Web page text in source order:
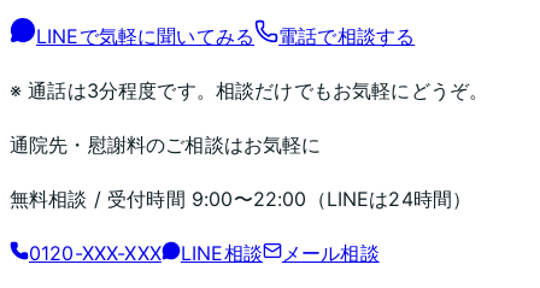
LINEで気軽に聞いてみる 電話で相談する
※ 通話は3分程度です。相談だけでもお気軽にどうぞ。
通院先・慰謝料のご相談はお気軽に
無料相談 / 受付時間 9:00〜22:00 （LINEは24時間）
0120-XXX-XXX LINE相談 メール相談